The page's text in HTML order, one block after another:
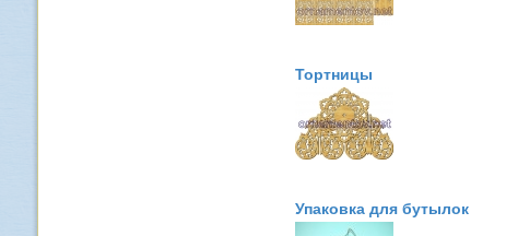
Тортницы
Упаковка для бутылок